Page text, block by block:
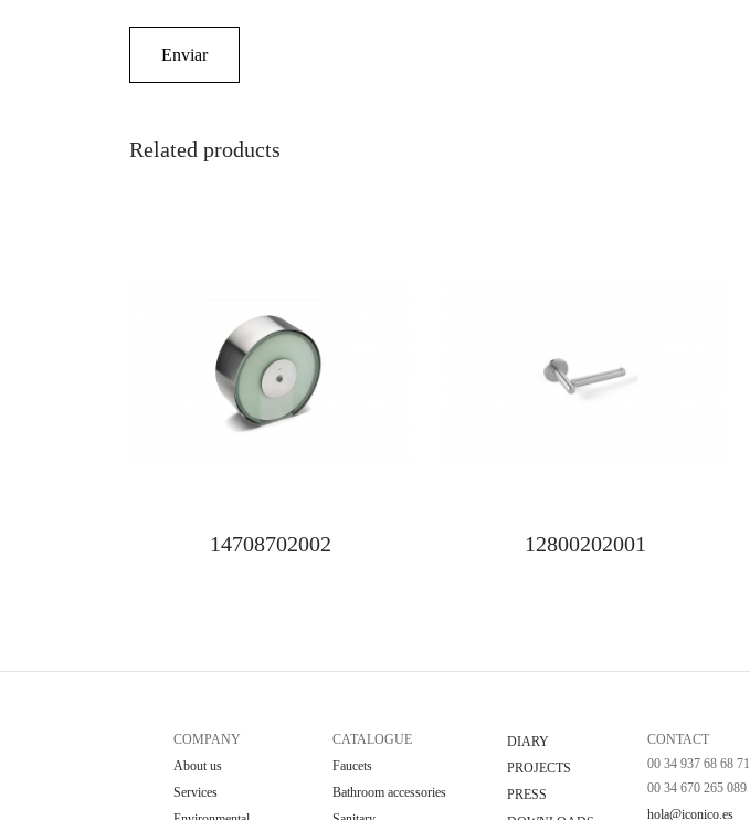
Related products
14708702002 12800202001
COMPANY
About us
Services
CATALOGUE
Faucets
Bathroom accessories
DIARY
PROJECTS
PRESS
CONTACT
00 34 937 68 68 71
00 34 670 265 089
hola@iconico.es